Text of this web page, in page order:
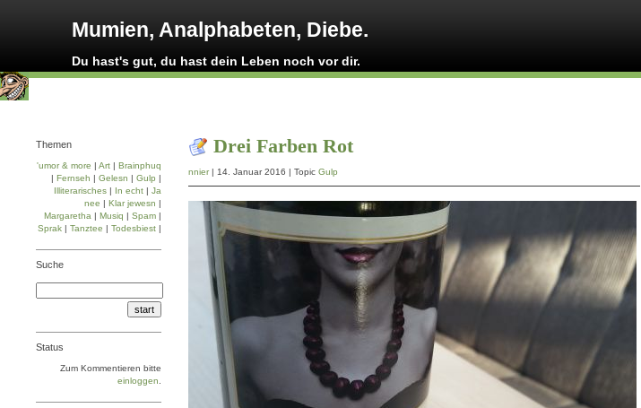
Mumien, Analphabeten, Diebe.
Du hast's gut, du hast dein Leben noch vor dir.
Drei Farben Rot
nnier| 14. Januar 2016 | Topic Gulp
Themen
'umor & more | Art | Brainphuq
| Fernseh | Gelesn | Gulp |
Illiterarisches | In echt | Ja
nee | Klar jewesn |
Margaretha | Musiq | Spam |
Sprak | Tanztee | Todesbiest |
Suche
Status
Zum Kommentieren bitte
einloggen